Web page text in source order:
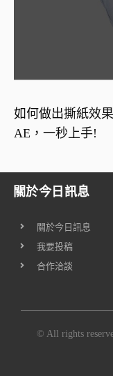
如何做出撕紙效
AE，一秒上手!
關於今日訊息
關於今日訊息
我要投稿
合作洽談
© All rights